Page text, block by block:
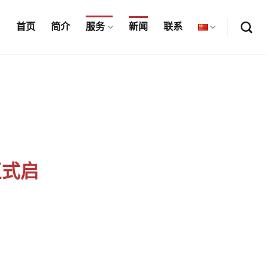
首页 简介 服务 新闻 联系
启